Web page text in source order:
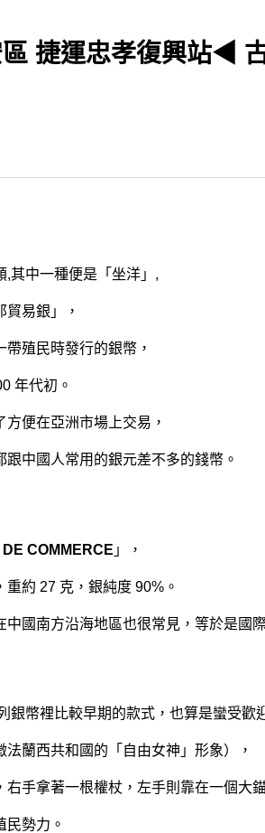
捷運忠孝復興站◀
,其中一種便是「坐洋」,
易銀」，
殖民時發行的銀幣，
年代初。
便在亞洲市場上交易，
中國人常用的銀元差不多的錢幣。
COMMERCE 」，
重約 27 克，銀純度 90%。
中國南方沿海地區也很常見，等於是國
銀幣裡比較早期的款式，也算是蠻受歡
蘭西共和國的「自由女神」形象），
手拿著一根權杖，左手則靠在一個大錨
民勢力。